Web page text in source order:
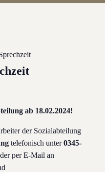
ab 18.02.2024!
der Sozialabteilung
telefonisch unter0345-
per E-Mail an